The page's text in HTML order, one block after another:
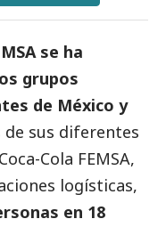
se ha
grupos
de México y
de sus diferentes
Cola FEMSA,
logísticas,
en 18